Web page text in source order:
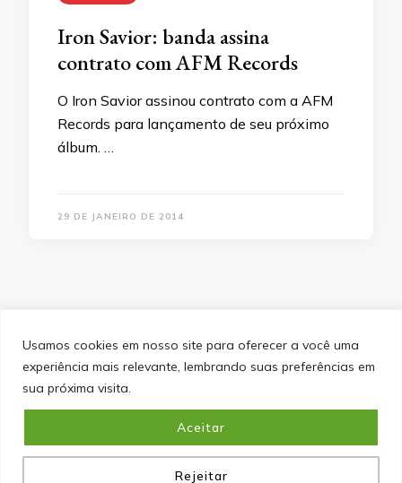
Usamos cookies em nosso site para oferecer a você uma
experiência mais relevante, lembrando suas preferências em
sua próxima visita.
Rejeitar
Aceitar
Iron Savior: banda assina
contrato com AFM Records
O Iron Savior assinou contrato com a AFM
Records para lançamento de seu próximo
álbum. …
29 DE JANEIRO DE 2014
&cópia; Direitos Autorais 2026Portal do Inferno
direitos reservados.Blossom PinIt | Desenvolvido por
Blossom Themes. Desenvolvido porWordPress.Política
de Privacidade
SITEMAP POLÍTICA DE PRIVACIDADE
EQUIPE